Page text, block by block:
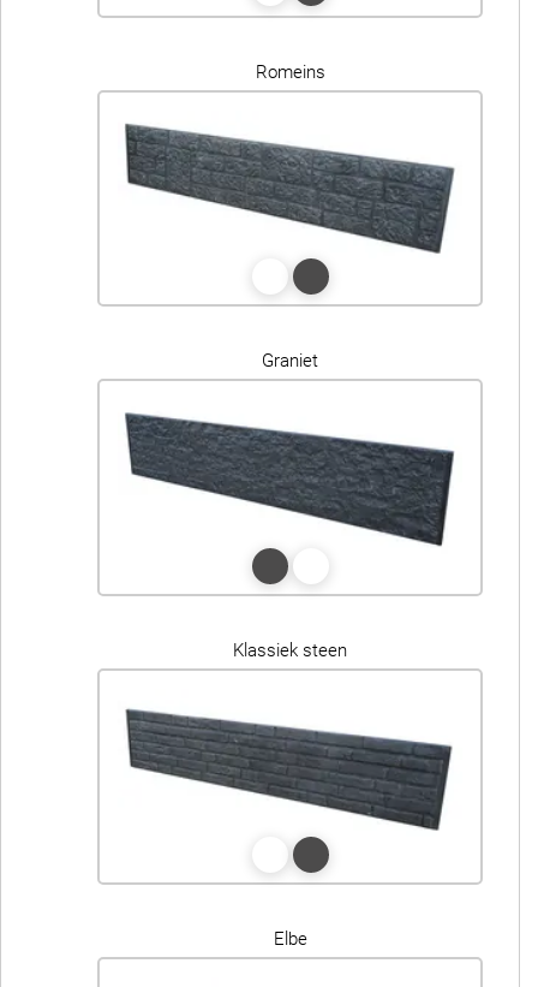
Romeins
Graniet
Klassiek steen
Elbe